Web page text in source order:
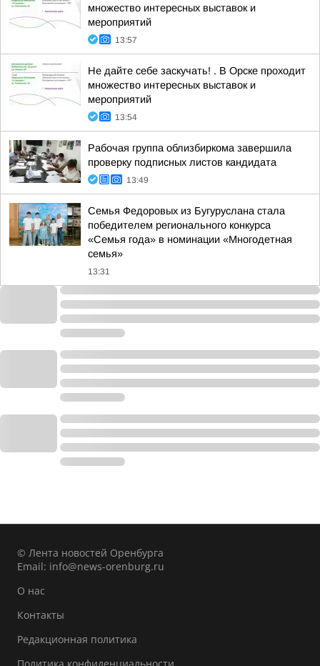
множество интересных выставок и
мероприятий
13:57
Не дайте себе заскучать! . В Орске проходит
множество интересных выставок и
мероприятий
13:54
Рабочая группа облизбиркома завершила
проверку подписных листов кандидата
13:49
Семья Федоровых из Бугуруслана стала
победителем регионального конкурса
«Семья года» в номинации «Многодетная
семья»
13:31
© Лента новостей Оренбурга
Email: info@news-orenburg.ru
О нас
Контакты
Редакционная политика